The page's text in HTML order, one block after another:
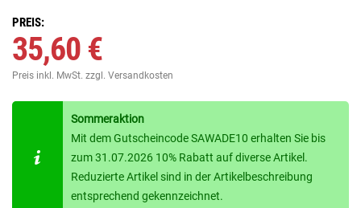
PREIS:
35,60 €
Preis inkl. MwSt. zzgl. Versandkosten
Sommeraktion
Mit dem Gutscheincode SAWADE10 erhalten Sie bis
zum 31.07.2026 10% Rabatt auf diverse Artikel.
Reduzierte Artikel sind in der Artikelbeschreibung
entsprechend gekennzeichnet.